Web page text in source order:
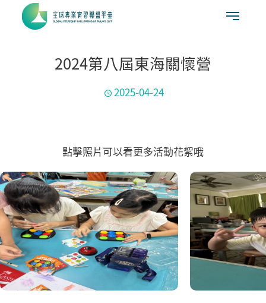
2024第八屆東海關懷營
2025-04-24
點擊照片可以看更多活動花絮哦